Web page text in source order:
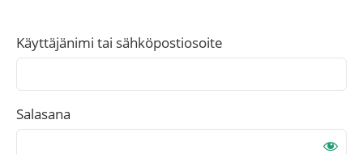
Käyttäjänimi tai sähköpostiosoite
Salasana